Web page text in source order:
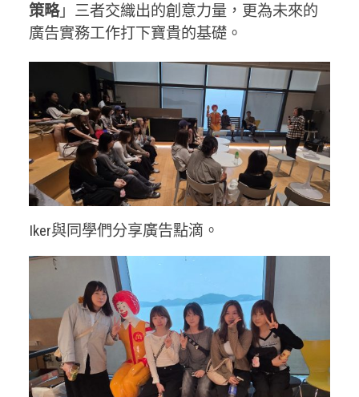
策略」三者交織出的創意力量，更為未來的
廣告實務工作打下寶貴的基礎。
Iker與同學們分享廣告點滴。